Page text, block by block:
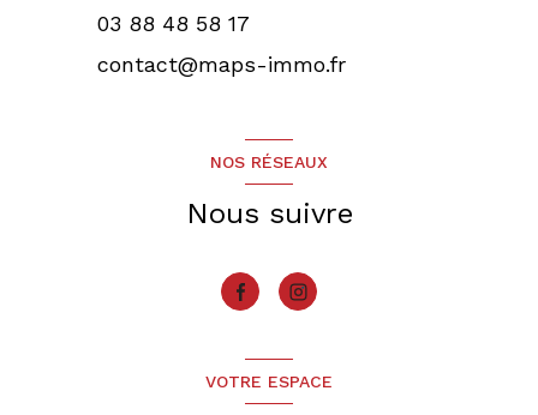
03 88 48 58 17
contact@maps-immo.fr
NOS RÉSEAUX
Nous suivre
VOTRE ESPACE